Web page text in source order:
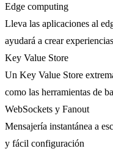
Edge computing
Lleva las aplicaciones al
ayudará a crear
Key Value Store
Un Key Value Store
como las herramientas de
WebSockets y Fanout
Mensajería instantánea a
y fácil configuración